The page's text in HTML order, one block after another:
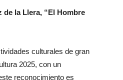
de la Llera, “El Hombre
culturales de gran
2025, con un
reconocimiento es